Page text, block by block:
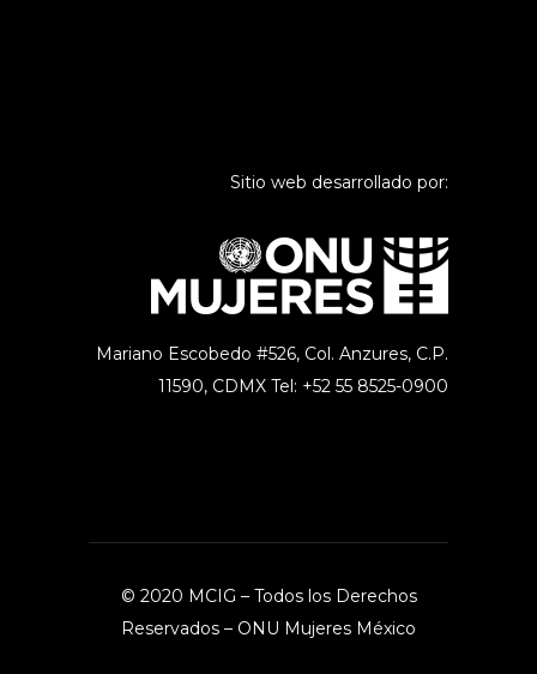
Sitio web desarrollado por:
Mariano Escobedo #526, Col. Anzures, C.P.
11590, CDMX Tel: +52 55 8525-0900
© 2020 MCIG – Todos los Derechos
Reservados – ONU Mujeres México